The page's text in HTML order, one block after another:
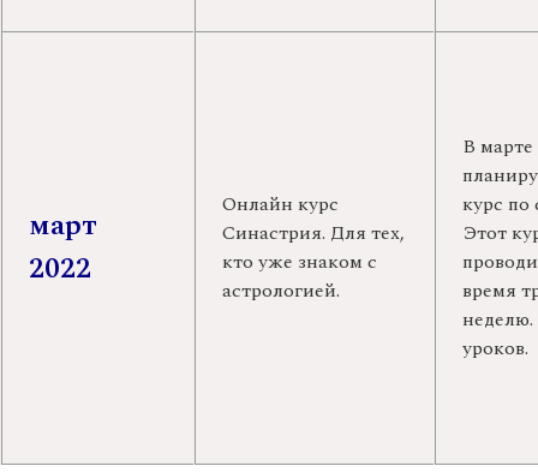
март
2022
Онлайн курс
Синастрия. Для тех,
кто уже знаком с
астрологией.
В марте
курс
Этот
время
неделю.
уроков.